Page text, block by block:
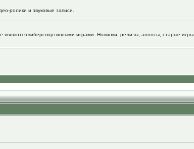
ролики и звуковые записи.
киберспортивными играми. Новинки, релизы, анонсы, старые